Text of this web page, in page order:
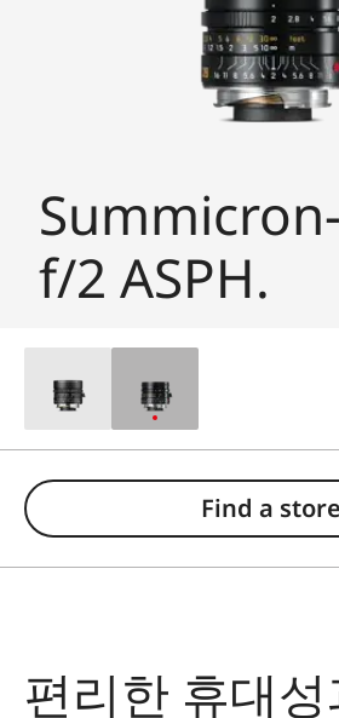
f/2 ASPH.
Find a store
편리한 휴대